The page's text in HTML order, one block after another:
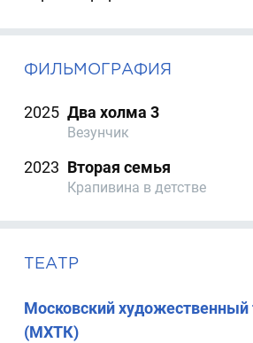
ФИЛЬМОГРАФИЯ
2025 Два холма 3
Везунчик
2023 Вторая семья
Крапивина в детстве
ТЕАТР
Московский художественный
(МХТК)